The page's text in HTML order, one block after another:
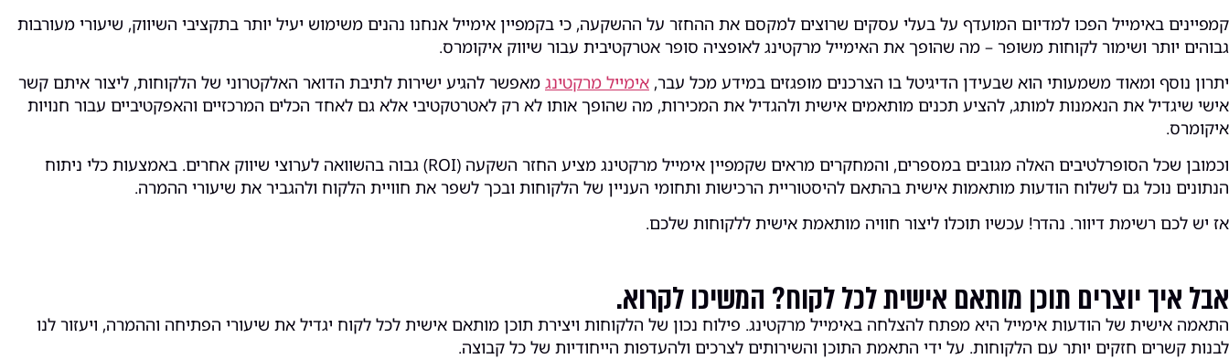
קמפיינים באימייל הפכו למדיום המועדף על בעלי עסקים שרוצים למקסם את ההחזר על ההשקעה, כי בקמפיין אימייל אנחנו נהנים משימוש יעיל יותר בתקציבי השיווק, שיעורי מעורבות
גבוהים יותר ושימור לקוחות משופר – מה שהופך את האימייל מרקטינג לאופציה סופר אטרקטיבית עבור שיווק איקומרס.
יתרון נוסף ומאוד משמעותי הוא שבעידן הדיגיטל בו הצרכנים מופגזים במידע מכל עבר, אימייל מרקטינג מאפשר להגיע ישירות לתיבת הדואר האלקטרוני של הלקוחות, ליצור איתם קשר
אישי שיגדיל את הנאמנות למותג, להציע תכנים מותאמים אישית ולהגדיל את המכירות, מה שהופך אותו לא רק לאטרטקטיבי אלא גם לאחד הכלים המרכזיים והאפקטיביים עבור חנויות
איקומרס.
וכמובן שכל הסופרלטיבים האלה מגובים במספרים, והמחקרים מראים שקמפיין אימייל מרקטינג מציע החזר השקעה (ROI) גבוה בהשוואה לערוצי שיווק אחרים. באמצעות כלי ניתוח
הנתונים נוכל גם לשלוח הודעות מותאמות אישית בהתאם להיסטוריית הרכישות ותחומי העניין של הלקוחות ובכך לשפר את חוויית הלקוח ולהגביר את שיעורי ההמרה.
אז יש לכם רשימת דיוור. נהדר! עכשיו תוכלו ליצור חוויה מותאמת אישית ללקוחות שלכם.
אבל איך יוצרים תוכן מותאם אישית לכל לקוח? המשיכו לקרוא.
התאמה אישית של הודעות אימייל היא מפתח להצלחה באימייל מרקטינג. פילוח נכון של הלקוחות ויצירת תוכן מותאם אישית לכל לקוח יגדיל את שיעורי הפתיחה וההמרה, ויעזור לנו
לבנות קשרים חזקים יותר עם הלקוחות. על ידי התאמת התוכן והשירותים לצרכים ולהעדפות הייחודיות של כל קבוצה.